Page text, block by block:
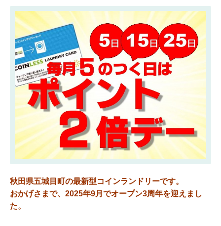
国道285号線沿い、五城目町役場の向かい。セブンイレブン様と同敷地内
です。
入口左側が全て乾燥機、正面の5台は洗濯乾燥機です。
洗濯乾燥機は毛布もふとんも丸洗いOK！
24時間・年中無休で皆さまのお越しをお待ちしております。
秋田県五城目町の最新型コインランドリーです。
おかげさまで、2025年9月でオープン3周年を迎えまし
た。